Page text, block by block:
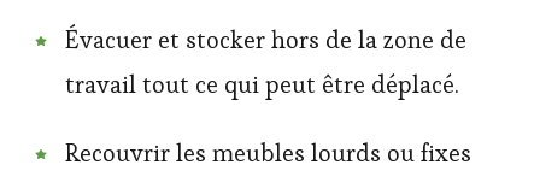
Évacuer et stocker hors de la zone de
travail tout ce qui peut être déplacé.
Recouvrir les meubles lourds ou fixes